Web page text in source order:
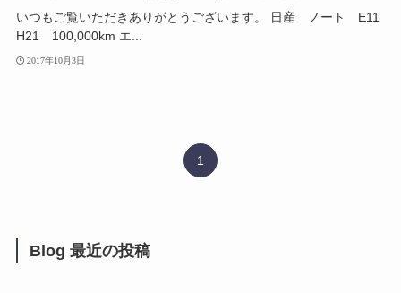
いつもご覧いただきありがとうございます。 日産 ノート E11
H21 100,000km エ...
2017年10月3日
1
Blog 最近の投稿